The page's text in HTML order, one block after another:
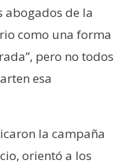
abogados de la
como una forma
pero no todos
esa
la campaña
orientó a los